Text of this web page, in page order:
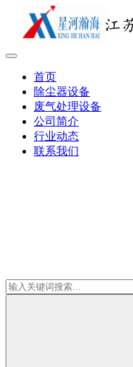
首页
除尘器设备
废气处理设备
公司简介
行业动态
联系我们